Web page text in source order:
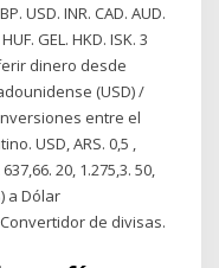
USD. INR. CAD. AUD.
GEL. HKD. ISK. 3
dinero desde
(USD) /
entre el
USD, ARS. 0,5 ,
20, 1.275,3. 50,
a Dólar
de divisas.